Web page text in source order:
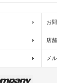
お
店
メ